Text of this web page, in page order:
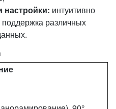
настройки: интуитивно
различных